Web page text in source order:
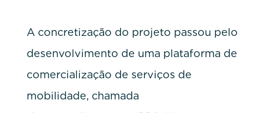
A concretização do projeto passou pelo
desenvolvimento de uma plataforma de
comercialização de serviços de
mobilidade, chamada